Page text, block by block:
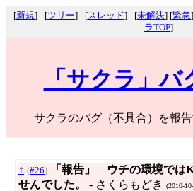
[新規] - [ツリー] - [スレッド] - [未解決] [緊急
ラTOP]
「サクラ」バ
サクラのバグ（不具合）を報告
↑ (#26)
「報告」 ウチの環境では
せんでした。
- さくらもどき (2010-